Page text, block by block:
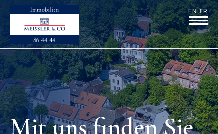
Mit uns finden Sie
EN FR